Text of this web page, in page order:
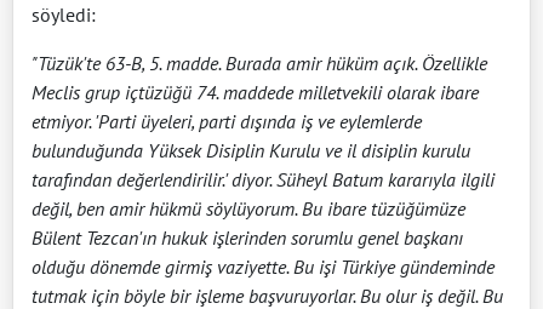
söyledi:
"Tüzük'te 63-B, 5. madde. Burada amir hüküm açık. Özellikle
Meclis grup içtüzüğü 74. maddede milletvekili olarak ibare
etmiyor. 'Parti üyeleri, parti dışında iş ve eylemlerde
bulunduğunda Yüksek Disiplin Kurulu ve il disiplin kurulu
tarafından değerlendirilir.' diyor. Süheyl Batum kararıyla ilgili
değil, ben amir hükmü söylüyorum. Bu ibare tüzüğümüze
Bülent Tezcan'ın hukuk işlerinden sorumlu genel başkanı
olduğu dönemde girmiş vaziyette. Bu işi Türkiye gündeminde
tutmak için böyle bir işleme başvuruyorlar. Bu olur iş değil. Bu